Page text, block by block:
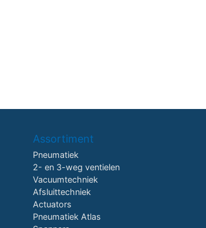
Assortiment
Pneumatiek
2- en 3-weg ventielen
Vacuumtechniek
Afsluittechniek
Actuators
Pneumatiek Atlas